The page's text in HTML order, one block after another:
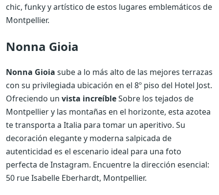
chic, funky y artístico de estos lugares emblemáticos de
Montpellier.
Nonna Gioia
Nonna Gioia sube a lo más alto de las mejores terrazas
con su privilegiada ubicación en el 8º piso del Hotel Jost.
Ofreciendo un vista increíbleSobre los tejados de
Montpellier y las montañas en el horizonte, esta azotea
te transporta a Italia para tomar un aperitivo. Su
decoración elegante y moderna salpicada de
autenticidad es el escenario ideal para una foto
perfecta de Instagram. Encuentre la dirección esencial:
50 rue Isabelle Eberhardt, Montpellier.